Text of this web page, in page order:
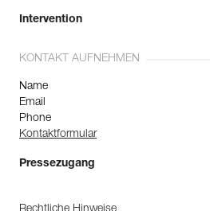
Intervention
KONTAKT AUFNEHMEN
Name
Email
Phone
Kontaktformular
Pressezugang